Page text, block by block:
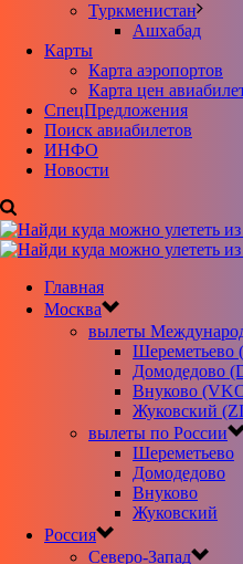
Туркменистан
Ашхабад
Карты
Карта аэропортов
Карта цен
CпецПредложения
Поиск авиабилетов
ИНФО
Новости
Главная
Москва
вылеты
Шереметьево
Домодедово
Внуково
Жуковский
вылеты по России
Шереметьево
Домодедово
Внуково
Жуковский
Россия
Северо-Запад